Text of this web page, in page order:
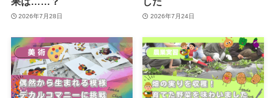
2026年7月28日 2026年7月24日